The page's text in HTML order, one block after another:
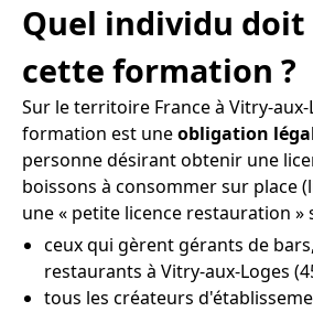
Quel individu doit
cette formation ?
Sur le territoire France à Vitry-
formation est uneobligation
personne désirant obtenir une
boissons à consommer sur place
une « petite licence restauration »
ceux qui gèrent gérants de
restaurants à Vitry-aux-Loges
tous les créateurs